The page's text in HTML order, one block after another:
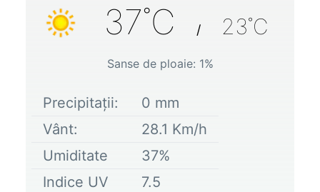
37˚C / 23˚C
Sanse de ploaie: 1%
Precipitații: 0 mm
Vânt:
28.1 Km/h
Umiditate
37%
Indice UV
7.5